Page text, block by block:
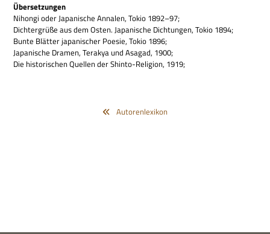
Über­set­zun­gen
Nihongi oder Japa­ni­sche Anna­len, Tokio 1892–97;
Dich­ter­grüße aus dem Osten. Japa­ni­sche Dich­tun­gen, Tokio 1894;
Bunte Blät­ter japa­ni­scher Poe­sie, Tokio 1896;
Japa­ni­sche Dra­men, Ter­akya und Asa­gad, 1900;
Die histo­ri­schen Quel­len der Shinto-Reli­gion, 1919;
Autorenlexikon